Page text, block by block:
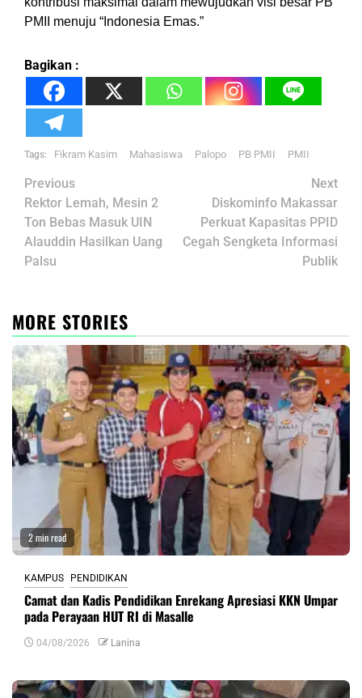
PMII menuju “Indonesia Emas.”
Bagikan :
Tags: Fikram Kasim Mahasiswa Palopo PB PMII PMII
Post
navigation
Previous
Rektor Lemah, Mesin 2
Ton Bebas Masuk UIN
Alauddin Hasilkan Uang
Palsu
Next
Diskominfo Makassar
Perkuat Kapasitas PPID
Cegah Sengketa Informasi
Publik
MORE STORIES
2 min read
KAMPUS PENDIDIKAN
Camat dan Kadis Pendidikan Enrekang Apresiasi KKN Umpar
pada Perayaan HUT RI di Masalle
04/08/2026 Lanina